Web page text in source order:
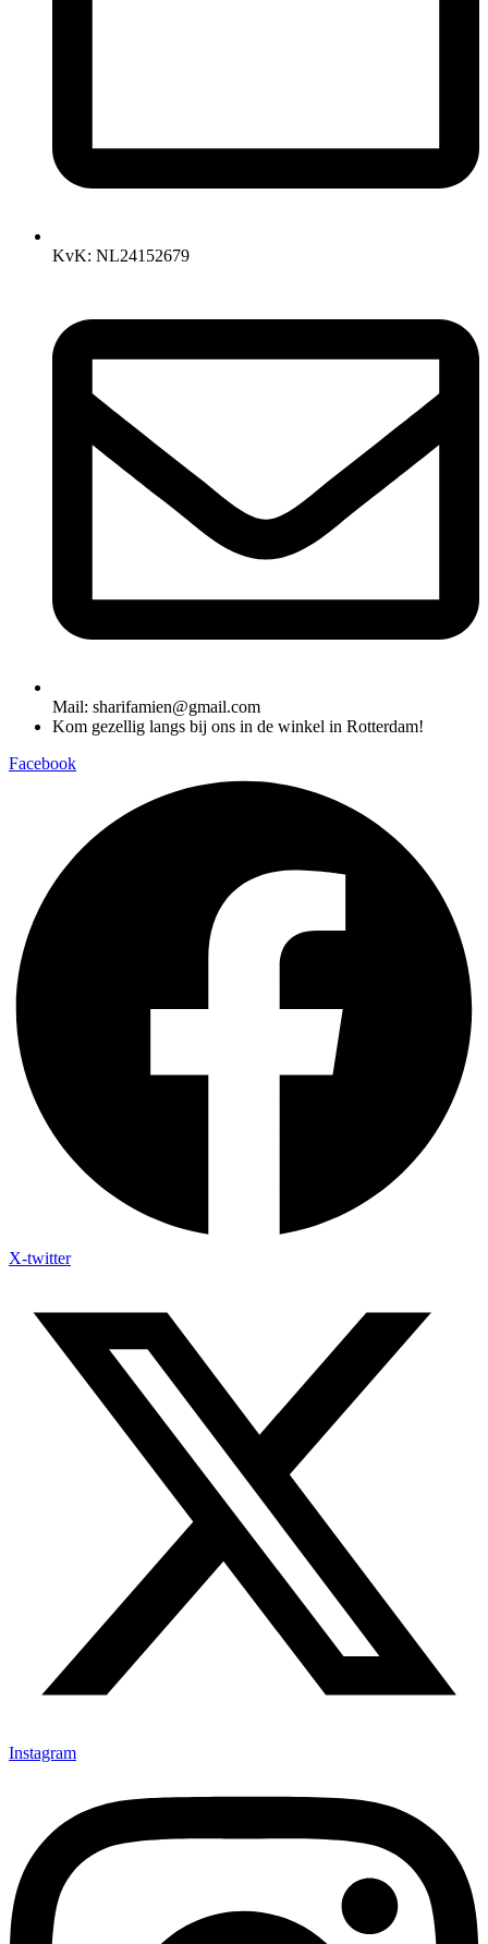
KvK: NL24152679
Mail: sharifamien@gmail.com
Kom gezellig langs bij ons in de winkel in Rotterdam!
Facebook
X-twitter
Instagram